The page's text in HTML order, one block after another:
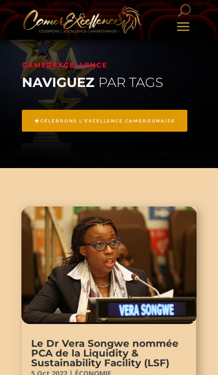
CAMEREXCELLENCE
NAVIGUEZ PAR TAGS
CÉLÉBRONS L'EXCELLENCE CAMEROUNAISE
Le Dr Vera Songwe nommée
PCA de la Liquidity &
Sustainability Facility (LSF)